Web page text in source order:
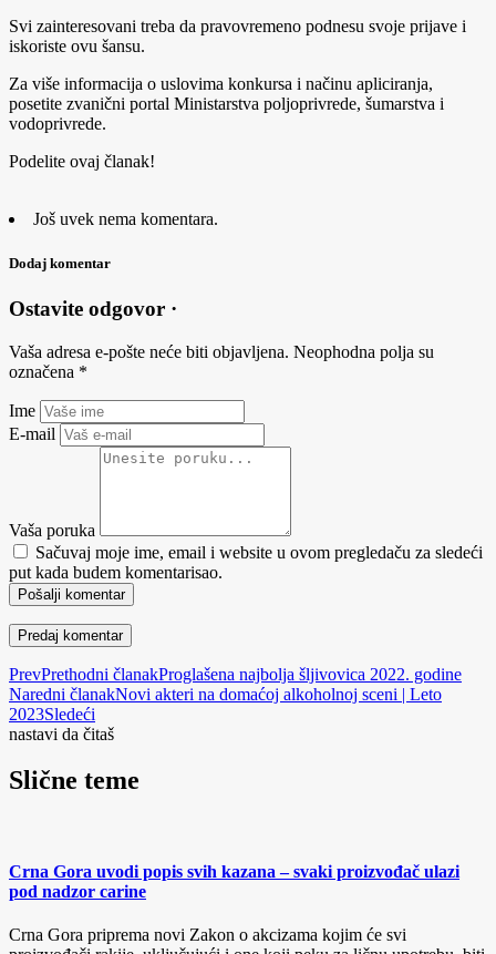
Svi zainteresovani treba da pravovremeno podnesu svoje prijave i
iskoriste ovu šansu.
Za više informacija o uslovima konkursa i načinu apliciranja,
posetite zvanični portal Ministarstva poljoprivrede, šumarstva i
vodoprivrede.
Podelite ovaj članak!
Još uvek nema komentara.
Dodaj komentar
Ostavite odgovor ·
Vaša adresa e-pošte neće biti objavljena. Neophodna polja su
označena *
Ime
E-mail
Vaša poruka
Sačuvaj moje ime, email i website u ovom pregledaču za sledeći
put kada budem komentarisao.
Pošalji komentar
PrevPrethodni članakProglašena najbolja šljivovica 2022. godine
Naredni članakNovi akteri na domaćoj alkoholnoj sceni | Leto
2023Sledeći
nastavi da čitaš
Slične teme
Crna Gora uvodi popis svih kazana – svaki proizvođač ulazi
pod nadzor carine
Crna Gora priprema novi Zakon o akcizama kojim će svi